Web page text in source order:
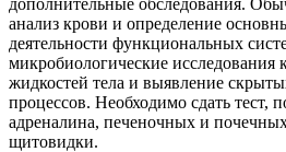
дополнительные обследования.
анализ крови и определение
деятельности функциональных
микробиологические исследования
жидкостей тела и выявление
процессов. Необходимо сдать тест,
адреналина, печеночных и
щитовидки.